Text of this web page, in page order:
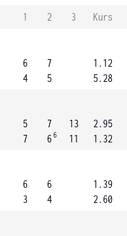
1 2 3
Kurs
6
4
7
5
1.12
5.28
5
7
7
66
13
11
2.95
1.32
6
3
6
4
1.39
2.60